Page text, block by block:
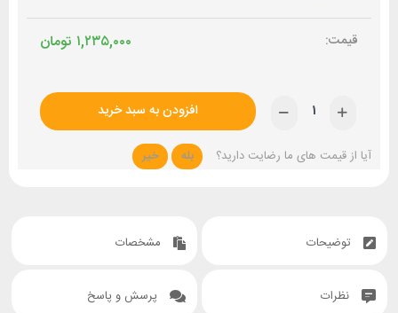
تومان ۱,۲۳۵,۰۰۰
افزودن به سبد خرید
آیا از قیمت های ما رضایت دارید؟ بله خیر
توضیحات مشخصات
نظرات پرسش و پاسخ